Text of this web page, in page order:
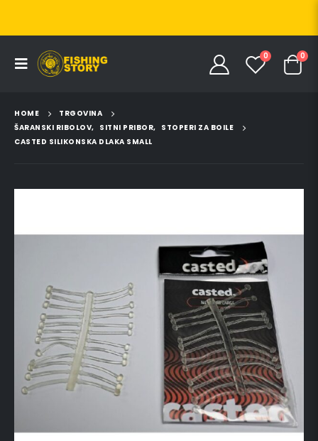
0 0
HOME
TRGOVINA
ŠARANSKI RIBOLOV, SITNI PRIBOR, STOPERI ZA BOILE
CASTED SILIKONSKA DLAKA SMALL